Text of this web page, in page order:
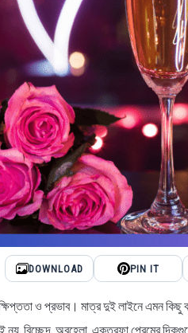
DOWNLOAD PIN IT
ও প্রভাব। মাত্র দুই লাইনে এমন কিছু